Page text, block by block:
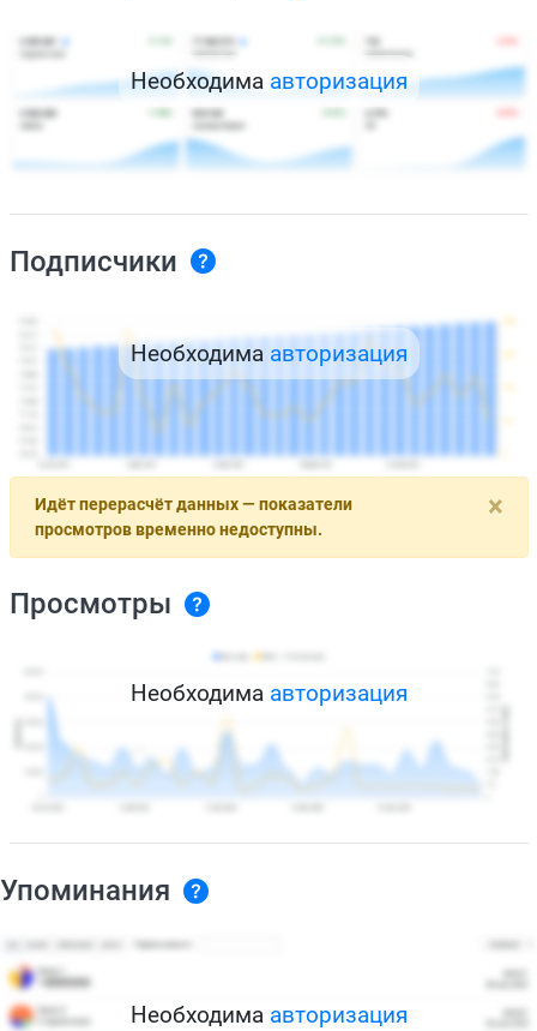
Необходима авторизация
Подписчики
Необходима авторизация
×
Идёт перерасчёт данных — показатели
просмотров временно недоступны.
Просмотры
Необходима авторизация
Упоминания
Необходима авторизация